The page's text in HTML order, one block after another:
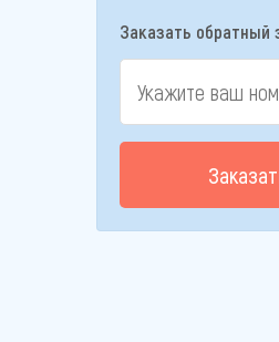
Заказать обратный